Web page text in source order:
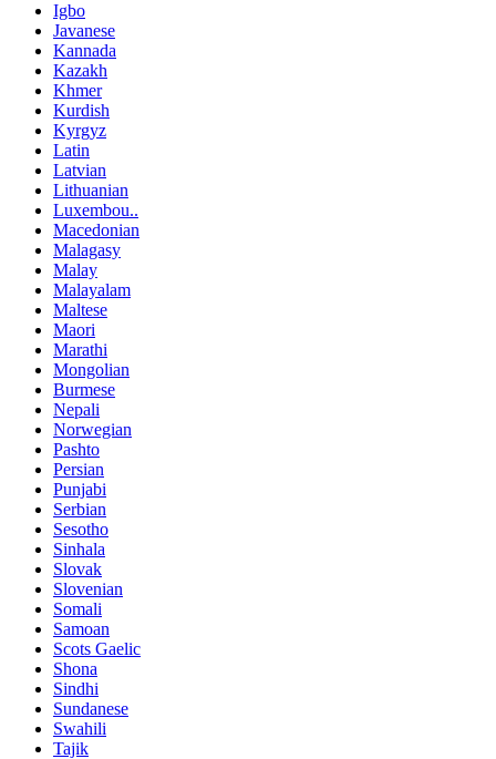
Igbo
Javanese
Kannada
Kazakh
Khmer
Kurdish
Kyrgyz
Latin
Latvian
Lithuanian
Luxembou..
Macedonian
Malagasy
Malay
Malayalam
Maltese
Maori
Marathi
Mongolian
Burmese
Nepali
Norwegian
Pashto
Persian
Punjabi
Serbian
Sesotho
Sinhala
Slovak
Slovenian
Somali
Samoan
Scots Gaelic
Shona
Sindhi
Sundanese
Swahili
Tajik